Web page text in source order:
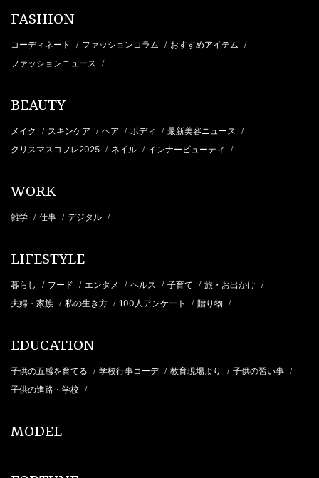
FASHION
コーディネート / ファッションコラム / おすすめアイテム /
ファッションニュース /
BEAUTY
メイク / スキンケア / ヘア / ボディ / 最新美容ニュース /
クリスマスコフレ2025 / ネイル / インナービューティ /
WORK
雑学 / 仕事 / デジタル /
LIFESTYLE
暮らし / フード / エンタメ / ヘルス / 子育て / 旅・お出かけ /
夫婦・家族 / 私の生き方 / 100人アンケート / 贈り物 /
EDUCATION
子供の五感を育てる / 学校行事コーデ / 教育現場より / 子供の習い事 /
子供の進路・学校 /
MODEL